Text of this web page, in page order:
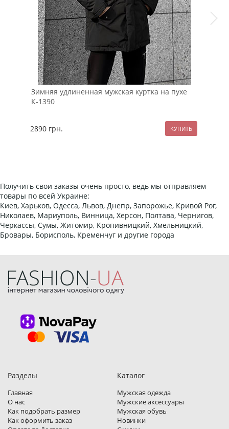
Зимняя удлиненная мужская куртка на пухе
К-1390
2890 грн.
Получить свои заказы очень просто, ведь мы отправляем
товары по всей Украине:
Киев, Харьков, Одесса, Львов, Днепр, Запорожье, Кривой Рог,
Николаев, Мариуполь, Винница, Херсон, Полтава, Чернигов,
Черкассы, Сумы, Житомир, Кропивницкий, Хмельницкий,
Бровары, Борисполь, Кременчуг и другие города
Разделы
Главная
О нас
Как подобрать размер
Как оформить заказ
Каталог
Мужская одежда
Мужские аксессуары
Мужская обувь
Новинки